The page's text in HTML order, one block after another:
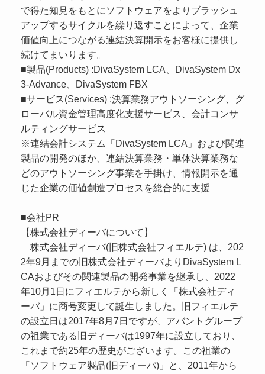
で得た知見をもとにソフトウェアをよりブラッシュ
アップするサイクルを繰り返すことによって、企業
価値向上につながる連結決算開示をお客様に提供し
続けてまいります。
■製品(Products) :DivaSystem LCA、DivaSystem Dx
3-Advance、DivaSystem FBX
■サービス(Services) :決算業務アウトソーシング、グ
ローバル資金管理高度化支援サービス、会計コンサ
ルティングサービス
※連結会計システム「DivaSystem LCA」および関連
製品の開発のほか、連結決算業務・単体決算業務な
どのアウトソーシング事業を手掛け、情報開示を通
じた企業の価値創造プロセスを総合的に支援
■会社PR
【株式会社ディーバについて】
株式会社ディーバ(旧株式会社フィエルテ) は、202
2年9月までの旧株式会社ディーバよりDivaSystem L
CAおよびその関連製品の開発事業を継承し、2022
年10月1日にフィエルテから新しく「株式会社ディ
ーバ」に商号変更して誕生しました。旧フィエルテ
の設立日は2017年8月7日ですが、アバントグループ
の祖業である旧ディーバは1997年に設立しており、
これまで約25年の歴史がございます。この祖業の
「ソフトウェア製品(旧ディーバ)」と、2011年から